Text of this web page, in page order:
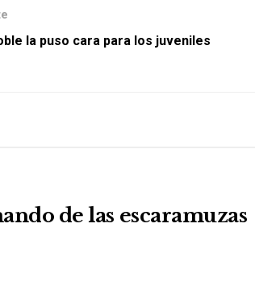
la puso cara para los juveniles
de las escaramuzas